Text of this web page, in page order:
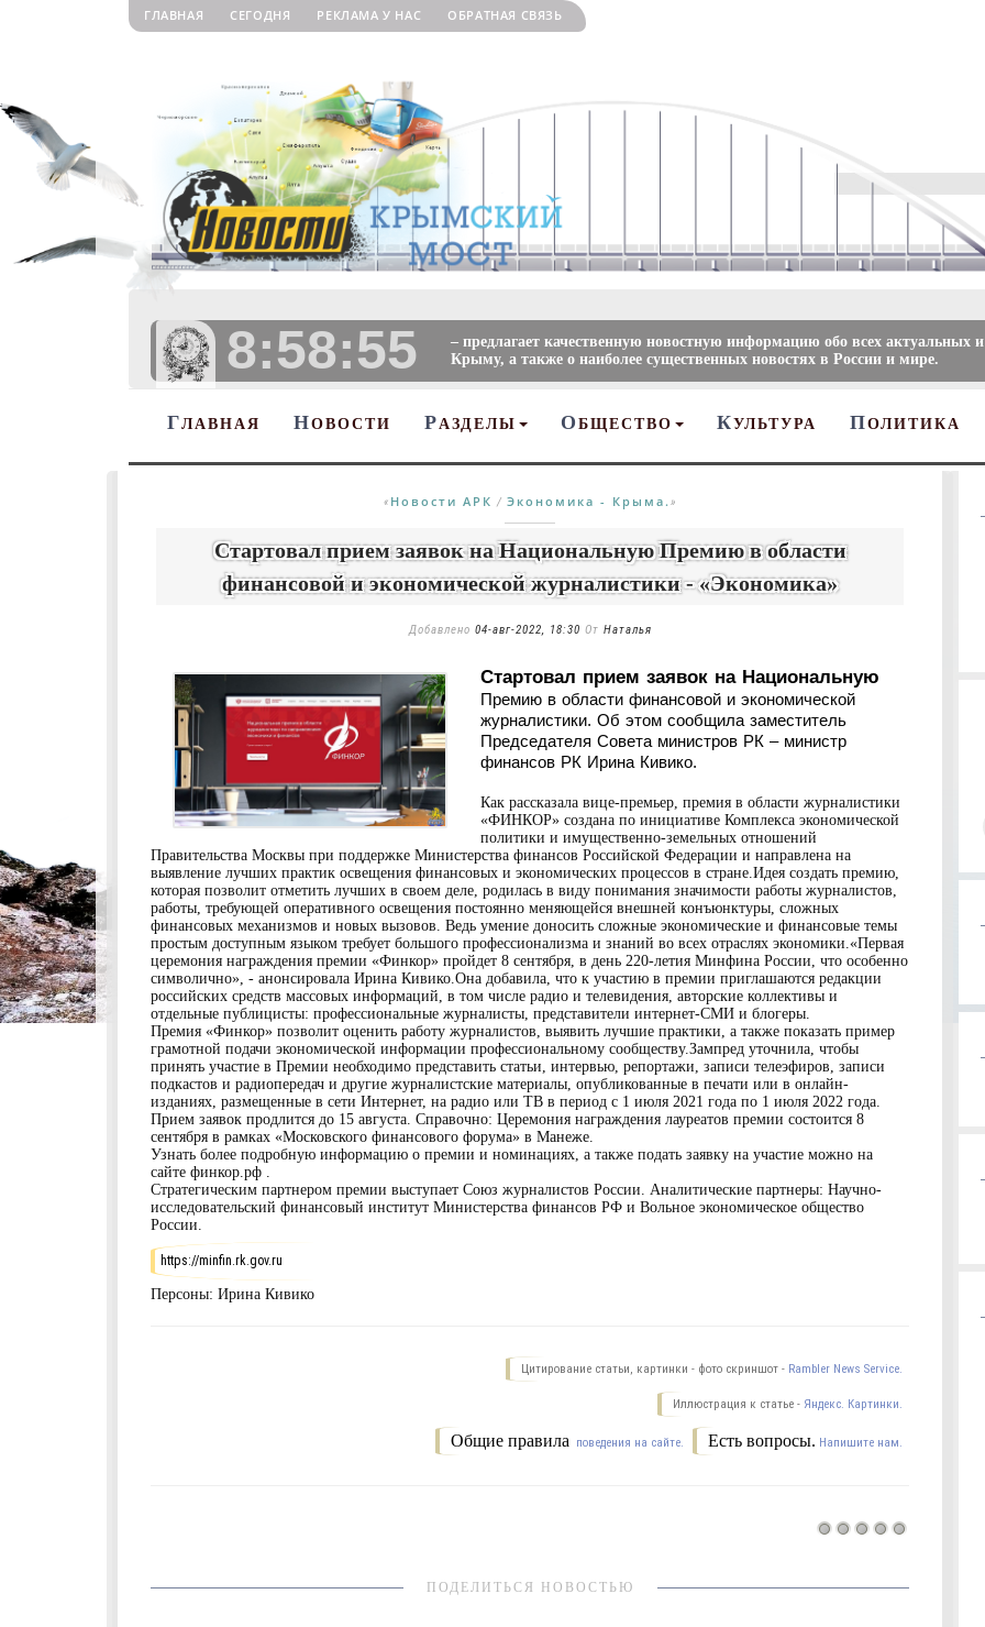
ГЛАВНАЯ СЕГОДНЯ РЕКЛАМА У НАС ОБРАТНАЯ СВЯЗЬ
8:58:57
– предлагает качественную новостную информацию обо всех актуальных
Крыму, а также о наиболее существенных новостях в России и мире.
ГЛАВНАЯ НОВОСТИ Р АЗДЕЛЫ О БЩЕСТВО КУЛЬТУРА ПОЛИТИКА
« Новости АРК / Экономика - Крыма. »
Стартовал прием заявок на Национальную Премию в области
финансовой и экономической журналистики - «Экономика»
Добавлено 04-авг-2022, 18:30 От Наталья
Стартовал прием заявок на Национальную
Премию в области финансовой и экономической
журналистики. Об этом сообщила заместитель
Председателя Совета министров РК – министр
финансов РК Ирина Кивико.
Как рассказала вице-премьер, премия в области журналистики
«ФИНКОР» создана по инициативе Комплекса экономической
политики и имущественно-земельных отношений
Правительства Москвы при поддержке Министерства финансов Российской Федерации и направлена на
выявление лучших практик освещения финансовых и экономических процессов в стране.Идея создать премию,
которая позволит отметить лучших в своем деле, родилась в виду понимания значимости работы журналистов,
работы, требующей оперативного освещения постоянно меняющейся внешней конъюнктуры, сложных
финансовых механизмов и новых вызовов. Ведь умение доносить сложные экономические и финансовые темы
простым доступным языком требует большого профессионализма и знаний во всех отраслях экономики.«Первая
церемония награждения премии «Финкор» пройдет 8 сентября, в день 220-летия Минфина России, что особенно
символично», - анонсировала Ирина Кивико.Она добавила, что к участию в премии приглашаются редакции
российских средств массовых информаций, в том числе радио и телевидения, авторские коллективы и
отдельные публицисты: профессиональные журналисты, представители интернет-СМИ и блогеры.
Премия «Финкор» позволит оценить работу журналистов, выявить лучшие практики, а также показать пример
грамотной подачи экономической информации профессиональному сообществу.Зампред уточнила, чтобы
принять участие в Премии необходимо представить статьи, интервью, репортажи, записи телеэфиров, записи
подкастов и радиопередач и другие журналистские материалы, опубликованные в печати или в онлайн-
изданиях, размещенные в сети Интернет, на радио или ТВ в период с 1 июля 2021 года по 1 июля 2022 года.
Прием заявок продлится до 15 августа. Справочно: Церемония награждения лауреатов премии состоится 8
сентября в рамках «Московского финансового форума» в Манеже.
Узнать более подробную информацию о премии и номинациях, а также подать заявку на участие можно на
сайте финкор.рф .
Стратегическим партнером премии выступает Союз журналистов России. Аналитические партнеры: Научно-
исследовательский финансовый институт Министерства финансов РФ и Вольное экономическое общество
России.
https://minfin.rk.gov.ru
Персоны: Ирина Кивико
Цитирование статьи, картинки - фото скриншот - Rambler News Service.
Иллюстрация к статье - Яндекс. Картинки.
Есть вопросы. Напишите нам.
Общие правила поведения на сайте.
ПОДЕЛИТЬСЯ НОВОСТЬЮ